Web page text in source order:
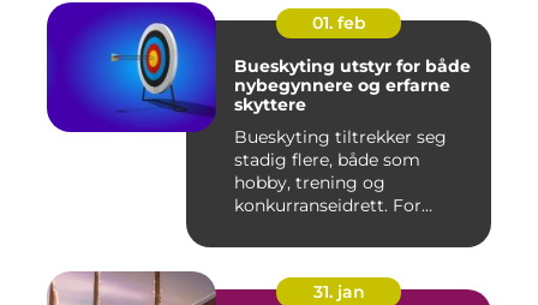
01. feb
Bueskyting utstyr for både
nybegynnere og erfarne
skyttere
Bueskyting tiltrekker seg
stadig flere, både som
hobby, trening og
konkurranseidrett. For
31. jan